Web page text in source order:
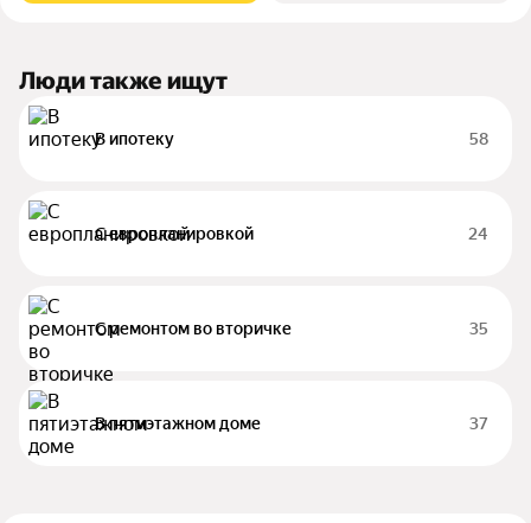
Люди также ищут
В ипотеку 58
С европланировкой 24
С ремонтом во вторичке 35
В пятиэтажном доме 37